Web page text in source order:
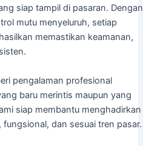
siap tampil di pasaran. Dengan
mutu menyeluruh, setiap
memastikan keamanan,
pengalaman profesional
baru merintis maupun yang
siap membantu menghadirkan
dan sesuai tren pasar.